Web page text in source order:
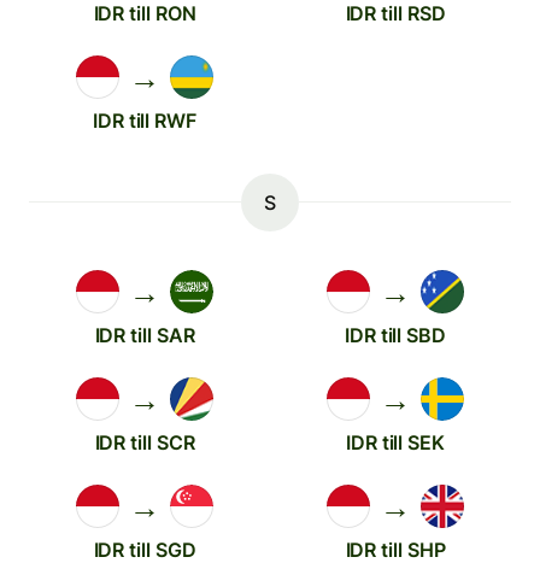
IDR till RON IDR till RSD
→
IDR till RWF
S
→
IDR till SAR
→
IDR till SBD
→
IDR till SCR
→
IDR till SEK
→
IDR till SGD
→
IDR till SHP